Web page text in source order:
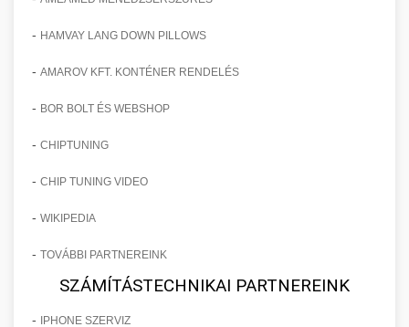
- HAMVAY LANG DOWN PILLOWS
- AMAROV KFT. KONTÉNER RENDELÉS
- BOR BOLT ÉS WEBSHOP
- CHIPTUNING
- CHIP TUNING VIDEO
- WIKIPEDIA
- TOVÁBBI PARTNEREINK
SZÁMÍTÁSTECHNIKAI PARTNEREINK
- IPHONE SZERVIZ